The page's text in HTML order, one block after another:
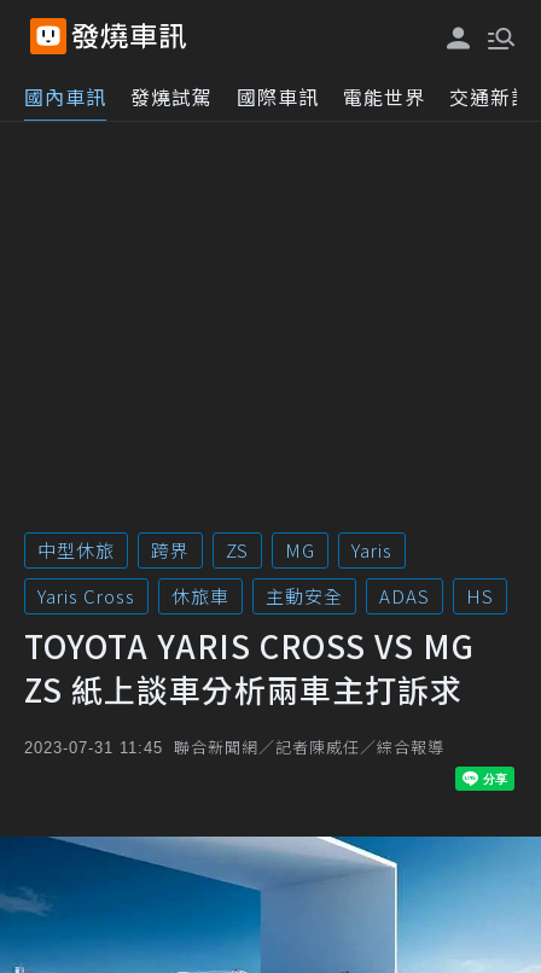
國內車訊 發燒試駕 國際車訊 電能世界 交通新訊
中型休旅 跨界 ZS MG
Yaris
Yaris Cross
休旅車 主動安全 ADAS HS
TOYOTA YARIS CROSS VS MG
ZS 紙上談車分析兩車主打訴求
2023-07-31 11:45 聯合新聞網／記者陳威任／綜合報導